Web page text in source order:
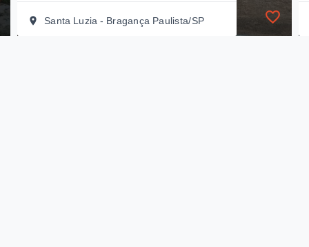
Santa Luzia - Bragança Paulista/SP